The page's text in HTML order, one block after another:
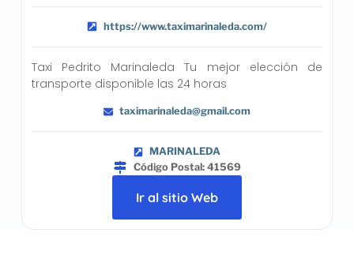
https://www.taximarinaleda.com/
Taxi Pedrito Marinaleda Tu mejor elección de
transporte disponible las 24 horas
taximarinaleda@gmail.com
MARINALEDA
Código Postal: 41569
Ir al sitio Web